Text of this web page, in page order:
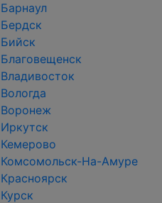
Барнаул
Бердск
Бийск
Благовещенск
Владивосток
Вологда
Воронеж
Иркутск
Кемерово
Комсомольск-На-Амуре
Красноярск
Курск